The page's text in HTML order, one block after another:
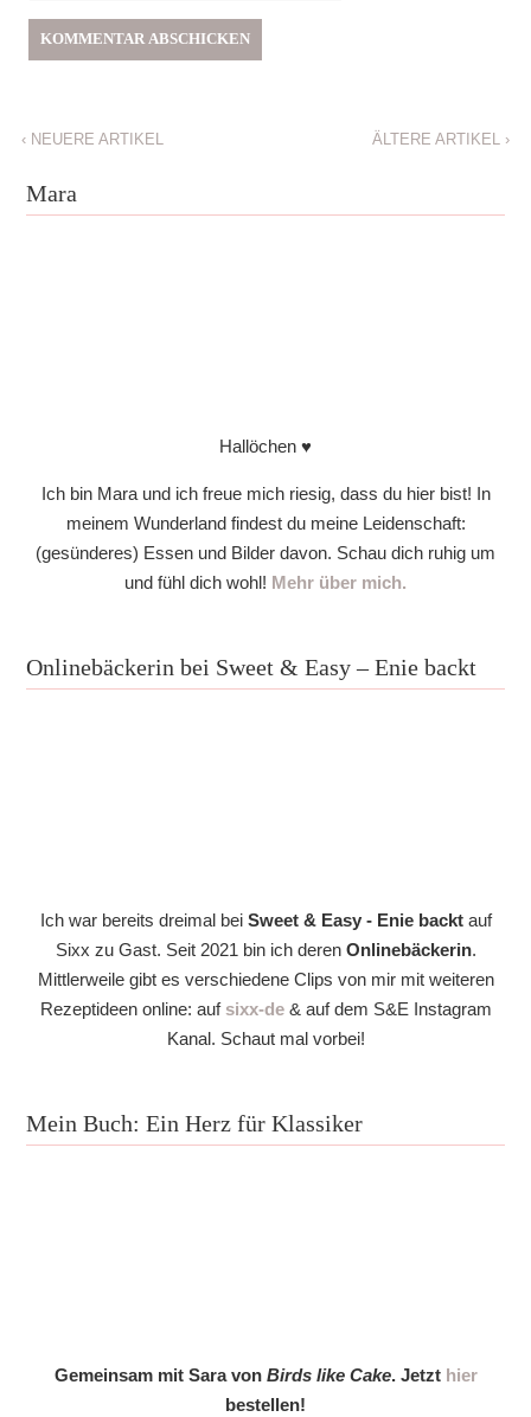
‹NEUERE ARTIKEL ÄLTERE ARTIKEL ›
Mara
Hallöchen ♥
Ich bin Mara und ich freue mich riesig, dass du hier bist! In
meinem Wunderland findest du meine Leidenschaft:
(gesünderes) Essen und Bilder davon. Schau dich ruhig um
und fühl dich wohl! Mehr über mich.
Onlinebäckerin bei Sweet & Easy – Enie backt
Ich war bereits dreimal bei Sweet & Easy - Enie backtauf
Sixx zu Gast. Seit 2021 bin ich deren Onlinebäckerin.
Mittlerweile gibt es verschiedene Clips von mir mit weiteren
Rezeptideen online: auf sixx-de& auf dem S&E Instagram
Kanal. Schaut mal vorbei!
Mein Buch: Ein Herz für Klassiker
Gemeinsam mit Sara von Birds like Cake. Jetzt hier
bestellen!